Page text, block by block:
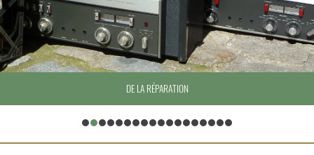
D’ÉQUIPEMENTS AUDIO ANCIENS